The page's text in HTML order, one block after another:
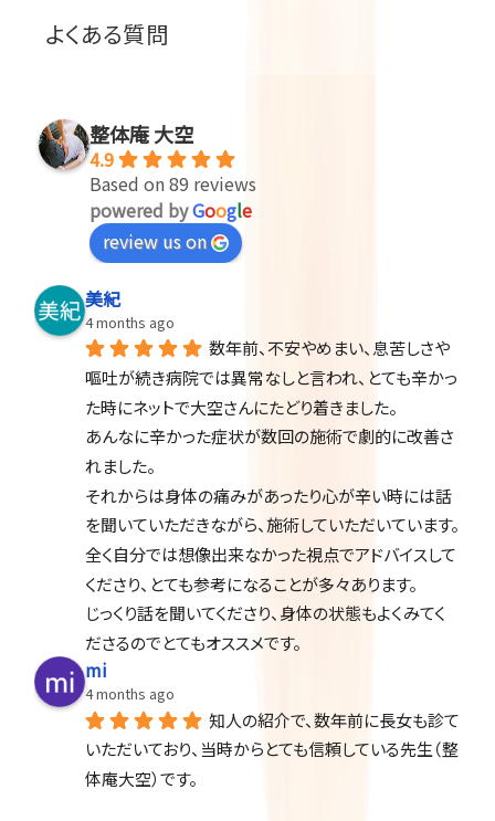
よくある質問
整体庵 大空
4.9
Based on 89 reviews
powered byGoogle
review us on
美紀
4 months ago
数年前、不安やめまい、息苦しさや
嘔吐が続き病院では異常なしと言われ、とても辛かっ
た時にネットで大空さんにたどり着きました。
あんなに辛かった症状が数回の施術で劇的に改善さ
れました。
それからは身体の痛みがあったり心が辛い時には話
を聞いていただきながら、施術していただいています。
全く自分では想像出来なかった視点でアドバイスして
くださり、とても参考になることが多々あります。
じっくり話を聞いてくださり、身体の状態もよくみてく
ださるのでとてもオススメです。
mi
4 months ago
知人の紹介で、数年前に長女も診て
いただいており、当時からとても信頼している先生（整
体庵大空）です。